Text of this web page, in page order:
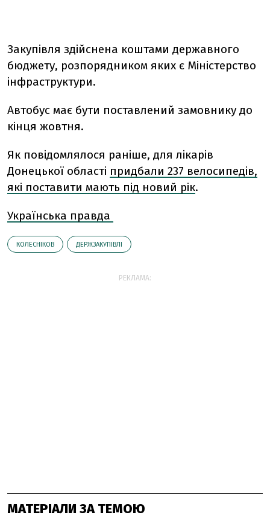
Закупівля здійснена коштами державного
бюджету, розпорядником яких є Міністерство
інфраструктури.
Автобус має бути поставлений замовнику до
кінця жовтня.
Як повідомлялося раніше, для лікарів
Донецької області придбали 237 велосипедів,
які поставити мають під новий рік.
Українська правда
КОЛЕСНІКОВ ДЕРЖЗАКУПІВЛІ
РЕКЛАМА:
МАТЕРІАЛИ ЗА ТЕМОЮ